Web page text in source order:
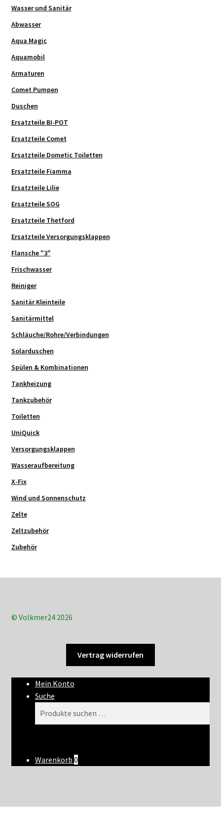
Wasser und Sanitär
Abwasser
Aqua Magic
Aquamobil
Armaturen
Comet Pumpen
Duschen
Ersatzteile BI-POT
Ersatzteile Comet
Ersatzteile Dometic Toiletten
Ersatzteile Fiamma
Ersatzteile Lilie
Ersatzteile SOG
Ersatzteile Thetford
Ersatzteile Versorgungsklappen
Flansche "3"
Frischwasser
Reiniger
Sanitär Kleinteile
Sanitärmittel
Schläuche/Rohre/Verbindungen
Solarduschen
Spülen & Kombinationen
Tankheizung
Tankzubehör
Toiletten
UniQuick
Versorgungsklappen
Wasseraufbereitung
X-Fix
Wind und Sonnenschutz
Zelte
Zeltzubehör
Zubehör
© Volkmer24 2026
Vertrag widerrufen
Mein Konto
Suche
Warenkorb 0